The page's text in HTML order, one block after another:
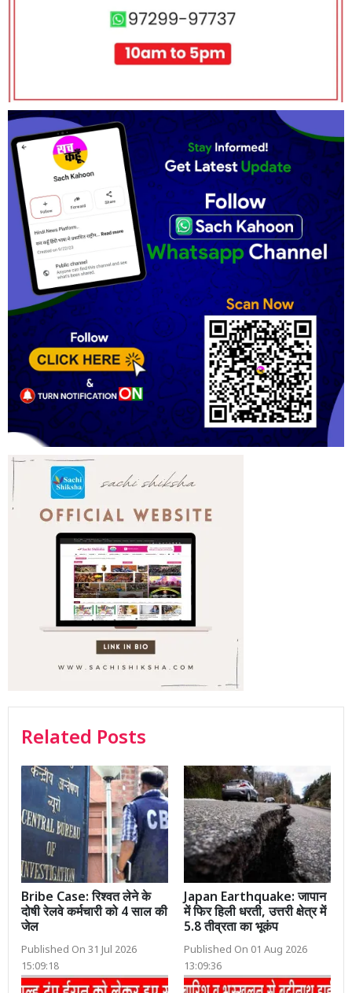
Related Posts
Bribe Case: रिश्वत लेने के
दोषी रेलवे कर्मचारी को 4 साल की
जेल
Published On 31 Jul 2026
15:09:18
Japan Earthquake: जापान
में फिर हिली धरती, उत्तरी क्षेत्र में
5.8 तीव्रता का भूकंप
Published On 01 Aug 2026
13:09:36